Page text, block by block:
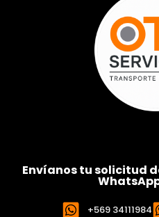
Envíanos tu solicitud
+569 34111984